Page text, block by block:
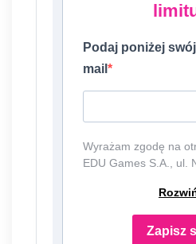
Podaj poniżej
mail
Wyrażam zgodę na
EDU Games S.A., ul.
6252475036, KRS:
REGON: 387109330
"Administrator")Zapisz